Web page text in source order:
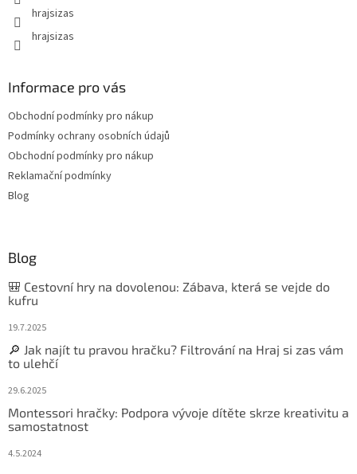
hrajsizas
hrajsizas
Informace pro vás
Obchodní podmínky pro nákup
Podmínky ochrany osobních údajů
Obchodní podmínky pro nákup
Reklamační podmínky
Blog
Blog
🎒 Cestovní hry na dovolenou: Zábava, která se vejde do
kufru
19.7.2025
🔎 Jak najít tu pravou hračku? Filtrování na Hraj si zas vám
to ulehčí
29.6.2025
Montessori hračky: Podpora vývoje dítěte skrze kreativitu a
samostatnost
4.5.2024